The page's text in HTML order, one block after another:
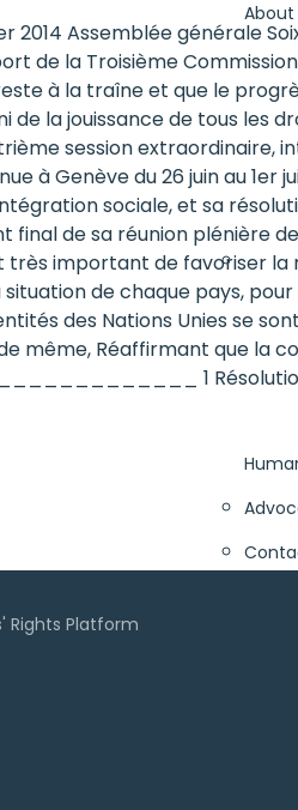
About
2014 Assemblée générale
de la Troisième
à la traîne et que le
la jouissance de tous les
session
à Genève du 26 juin au
sociale, et sa
de sa réunion plénière
important de favoriser
de chaque pays,
des Nations Unies se
même, Réaffirmant que la
1